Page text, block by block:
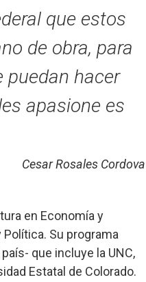
que estos
de obra, para
puedan hacer
apasione es
Cesar Rosales Cordova
en Economía y
Su programa
que incluye la UNC,
Estatal de Colorado.